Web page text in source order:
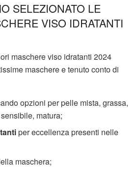
SELEZIONATO LE
VISO IDRATANTI
maschere viso idratanti 2024
maschere e tenuto conto di
opzioni per pelle mista, grassa,
matura;
per eccellenza presenti nelle
maschera;